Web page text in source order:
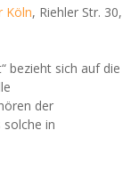
Köln, Riehler Str. 30,
bezieht sich auf die
der
solche in